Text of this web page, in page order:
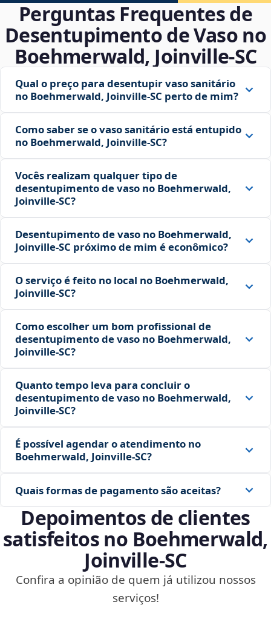
Perguntas Frequentes de
Desentupimento de Vaso no
Boehmerwald, Joinville‑SC
Qual o preço para desentupir vaso sanitário
no Boehmerwald, Joinville‑SC perto de mim?
Como saber se o vaso sanitário está entupido
no Boehmerwald, Joinville‑SC?
Vocês realizam qualquer tipo de
desentupimento de vaso no Boehmerwald,
Joinville‑SC?
Desentupimento de vaso no Boehmerwald,
Joinville‑SC próximo de mim é econômico?
O serviço é feito no local no Boehmerwald,
Joinville‑SC?
Como escolher um bom profissional de
desentupimento de vaso no Boehmerwald,
Joinville‑SC?
Quanto tempo leva para concluir o
desentupimento de vaso no Boehmerwald,
Joinville‑SC?
É possível agendar o atendimento no
Boehmerwald, Joinville‑SC?
Quais formas de pagamento são aceitas?
Depoimentos de clientes
satisfeitos no Boehmerwald,
Joinville‑SC
Confira a opinião de quem já utilizou nossos
serviços!